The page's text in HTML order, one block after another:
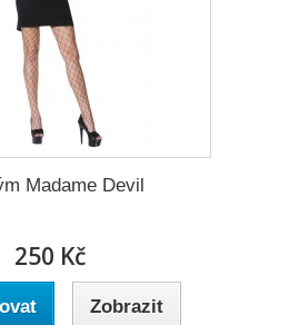
Madame Devil
250 Kč
Zobrazit